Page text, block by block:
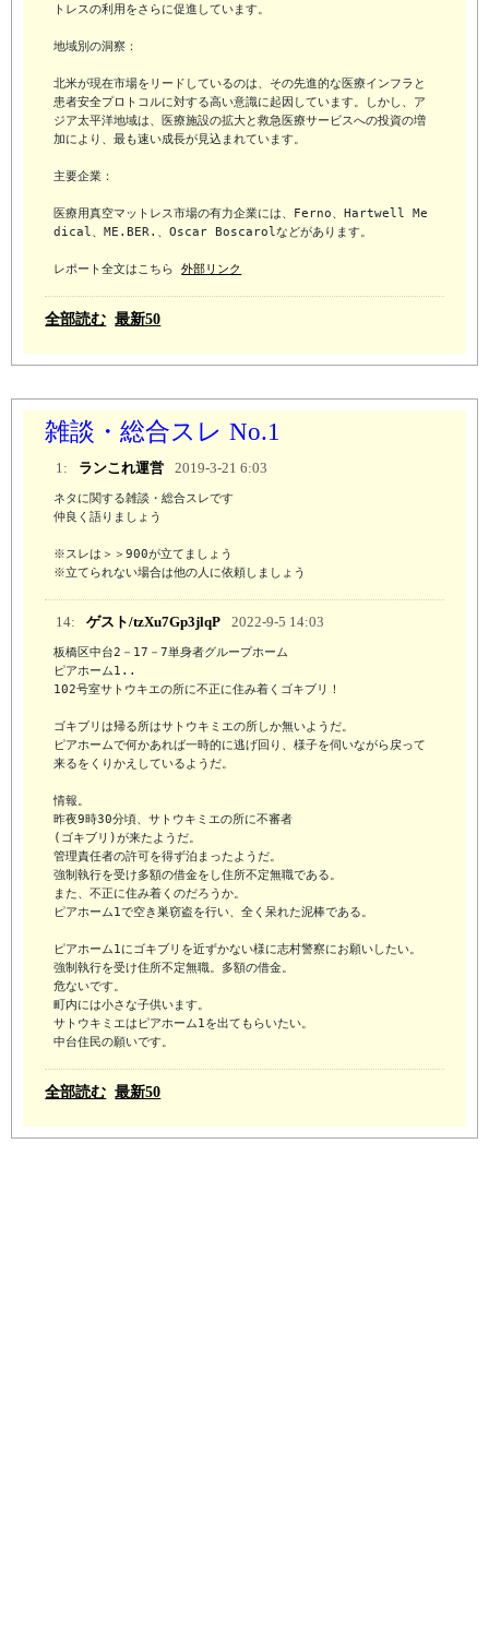
トレスの利用をさらに促進しています。
地域別の洞察：
北米が現在市場をリードしているのは、その先進的な医療インフラと
患者安全プロトコルに対する高い意識に起因しています。しかし、ア
ジア太平洋地域は、医療施設の拡大と救急医療サービスへの投資の増
加により、最も速い成長が見込まれています。
主要企業：
医療用真空マットレス市場の有力企業には、Ferno、Hartwell Me
dical、ME.BER.、Oscar Boscarolなどがあります。
レポート全文はこちら 外部リンク
全部読む 最新50
雑談・総合スレ No.1
1: ランこれ運営 2019-3-21 6:03
ネタに関する雑談・総合スレです
仲良く語りましょう
※スレは＞＞900が立てましょう
※立てられない場合は他の人に依頼しましょう
14: ゲスト/tzXu7Gp3jlqP 2022-9-5 14:03
板橋区中台2－17－7単身者グループホーム
ピアホーム1..
102号室サトウキエの所に不正に住み着くゴキブリ！
ゴキブリは帰る所はサトウキミエの所しか無いようだ。
ピアホームで何かあれば一時的に逃げ回り、様子を伺いながら戻って
来るをくりかえしているようだ。
情報。
昨夜9時30分頃、サトウキミエの所に不審者
(ゴキブリ)が来たようだ。
管理責任者の許可を得ず泊まったようだ。
強制執行を受け多額の借金をし住所不定無職である。
また、不正に住み着くのだろうか。
ピアホーム1で空き巣窃盗を行い、全く呆れた泥棒である。
ピアホーム1にゴキブリを近ずかない様に志村警察にお願いしたい。
強制執行を受け住所不定無職。多額の借金。
危ないです。
町内には小さな子供います。
サトウキミエはピアホーム1を出てもらいたい。
中台住民の願いです。
全部読む 最新50